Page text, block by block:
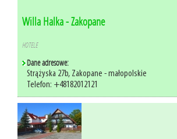
Willa Halka - Zakopane
HOTELE
Dane adresowe:
Strążyska 27b, Zakopane - małopolskie
Telefon: +48182012121